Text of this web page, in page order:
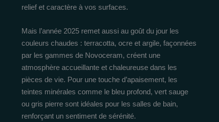
relief et caractère à vos surfaces.
Mais l’année 2025 remet aussi au goût du jour les
couleurs chaudes : terracotta, ocre et argile, façonnées
par les gammes de Novoceram, créent une
atmosphère accueillante et chaleureuse dans les
pièces de vie. Pour une touche d’apaisement, les
teintes minérales comme le bleu profond, vert sauge
ou gris pierre sont idéales pour les salles de bain,
renforçant un sentiment de sérénité.